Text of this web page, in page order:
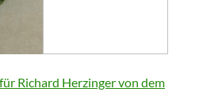
Richard Herzinger von dem